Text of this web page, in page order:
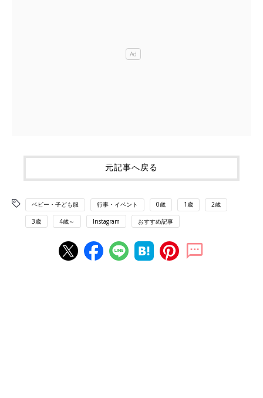
元記事へ戻る
ベビー・子ども服 行事・イベント 0歳 1歳 2歳
3歳 4歳～ Instagram おすすめ記事